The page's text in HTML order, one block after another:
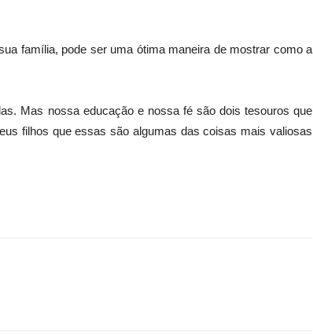
família, pode ser uma ótima maneira de mostrar como a
Mas nossa educação e nossa fé são dois tesouros que
filhos que essas são algumas das coisas mais valiosas